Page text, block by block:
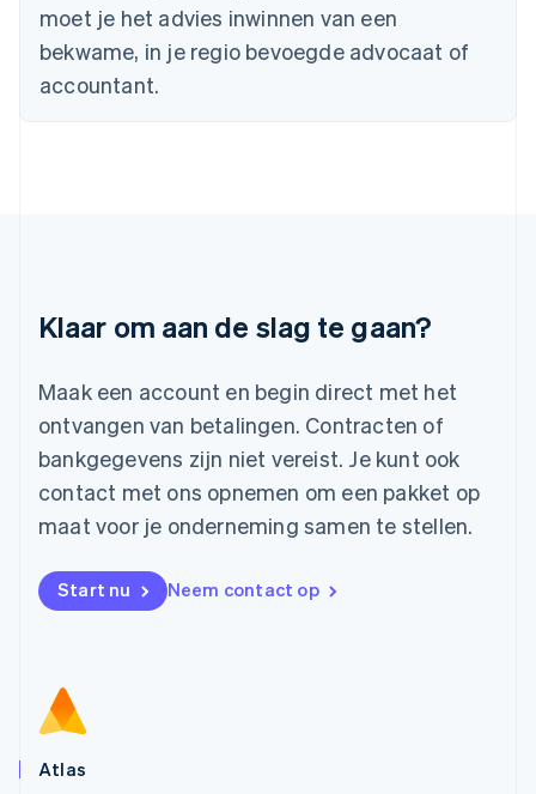
moet je het advies inwinnen van een
bekwame, in je regio bevoegde advocaat of
accountant.
Klaar om aan de slag te gaan?
Maak een account en begin direct met het
ontvangen van betalingen. Contracten of
bankgegevens zijn niet vereist. Je kunt ook
contact met ons opnemen om een pakket op
maat voor je onderneming samen te stellen.
Start nu Neem contact op
Atlas
Italië
Japan
日本語English
FrançaisDeutschEnglish
English
Malta
English
Mexico
Nederland
NederlandsEnglish
English
Noorwegen
English
Portugal
Português